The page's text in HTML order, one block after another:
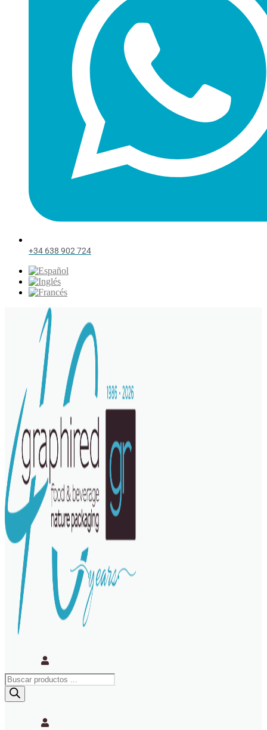
+34 638 902 724
Búsqueda
de
productos